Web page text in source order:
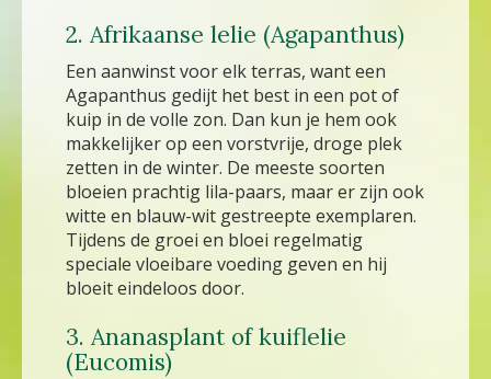
2. Afrikaanse lelie (Agapanthus)
Een aanwinst voor elk terras, want een
Agapanthus gedijt het best in een pot of
kuip in de volle zon. Dan kun je hem ook
makkelijker op een vorstvrije, droge plek
zetten in de winter. De meeste soorten
bloeien prachtig lila-paars, maar er zijn ook
witte en blauw-wit gestreepte exemplaren.
Tijdens de groei en bloei regelmatig
speciale vloeibare voeding geven en hij
bloeit eindeloos door.
3. Ananasplant of kuiflelie
(Eucomis)